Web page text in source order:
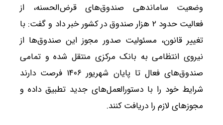
وضعیت ساماندهی صندوق‌های قرض‌الحسنه، از
فعالیت حدود ۲ هزار صندوق در کشور خبر داد و گفت: با
تغییر قانون، مسئولیت صدور مجوز این صندوق‌ها از
نیروی انتظامی به بانک مرکزی منتقل شده و تمامی
صندوق‌های فعال تا پایان شهریور ۱۴۰۶ فرصت دارند
شرایط خود را با دستورالعمل‌های جدید تطبیق داده و
مجوزهای لازم را دریافت کنند.